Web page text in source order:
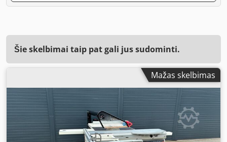
Šie skelbimai taip pat gali jus sudominti.
Mažas skelbimas